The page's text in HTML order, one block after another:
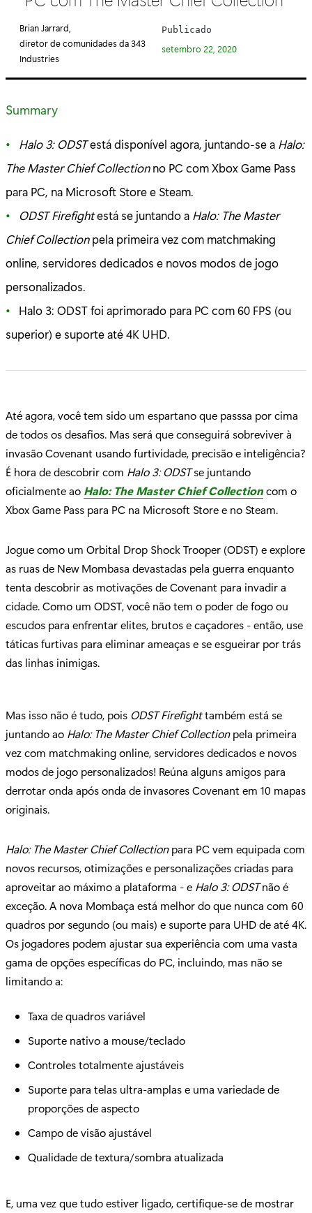
g
o
r
i
:
Brian Jarrard,
diretor de comunidades da 343
Industries
Publicado
setembro 22, 2020
Summary
Halo 3: ODSTestá disponível agora, juntando-se a Halo:
The Master Chief Collectionno PC com Xbox Game Pass
para PC, na Microsoft Store e Steam.
ODST Firefightestá se juntando a Halo: The Master
Chief Collectionpela primeira vez com matchmaking
online, servidores dedicados e novos modos de jogo
personalizados.
Halo 3: ODST foi aprimorado para PC com 60 FPS (ou
superior) e suporte até 4K UHD.
Até agora, você tem sido um espartano que passsa por cima
de todos os desafios. Mas será que conseguirá sobreviver à
invasão Covenant usando furtividade, precisão e inteligência?
É hora de descobrir com Halo 3: ODSTse juntando
oficialmente ao Halo: The Master Chief Collectioncom o
Xbox Game Pass para PC na Microsoft Store e no Steam.
Jogue como um Orbital Drop Shock Trooper (ODST) e explore
as ruas de New Mombasa devastadas pela guerra enquanto
tenta descobrir as motivações de Covenant para invadir a
cidade. Como um ODST, você não tem o poder de fogo ou
escudos para enfrentar elites, brutos e caçadores - então, use
táticas furtivas para eliminar ameaças e se esgueirar por trás
das linhas inimigas.
Mas isso não é tudo, pois ODST Firefighttambém está se
juntando ao Halo: The Master Chief Collectionpela primeira
vez com matchmaking online, servidores dedicados e novos
modos de jogo personalizados! Reúna alguns amigos para
derrotar onda após onda de invasores Covenant em 10 mapas
originais.
Halo: The Master Chief Collectionpara PC vem equipada com
novos recursos, otimizações e personalizações criadas para
aproveitar ao máximo a plataforma - e Halo 3: ODSTnão é
exceção. A nova Mombaça está melhor do que nunca com 60
quadros por segundo (ou mais) e suporte para UHD de até 4K.
Os jogadores podem ajustar sua experiência com uma vasta
gama de opções específicas do PC, incluindo, mas não se
limitando a:
Taxa de quadros variável
Suporte nativo a mouse/teclado
Controles totalmente ajustáveis
Suporte para telas ultra-amplas e uma variedade de
proporções de aspecto
Campo de visão ajustável
Qualidade de textura/sombra atualizada
E, uma vez que tudo estiver ligado, certifique-se de mostrar